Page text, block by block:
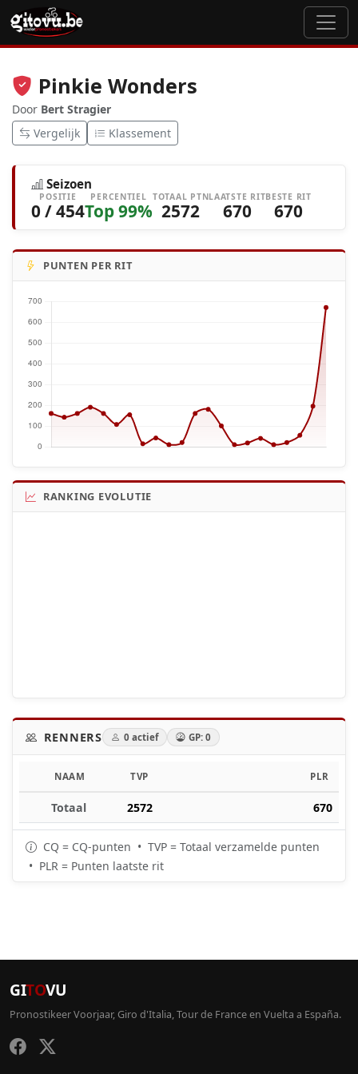
Pinkie Wonders
Door Bert Stragier
Vergelijk
Klassement
Seizoen
POSITIE
0 / 454
PERCENTIEL
Top 99%
TOTAAL PTN
2572
LAATSTE RIT
670
BESTE RIT
670
PUNTEN PER RIT
RANKING EVOLUTIE
RENNERS 0 actief GP: 0
NAAM TVP PLR
Totaal 2572 670
CQ = CQ-punten • TVP = Totaal verzamelde punten
• PLR = Punten laatste rit
GITOVU
Pronostikeer Voorjaar, Giro d'Italia, Tour de France en Vuelta a España.